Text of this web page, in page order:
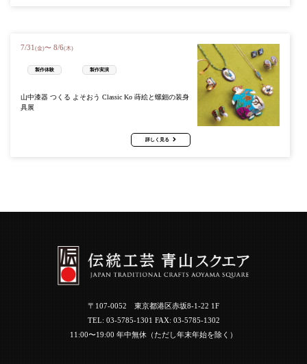
7/31(金)〜 8/6(木)
製作体験 製作実演
山中漆器 つくる よそおう Classic Ko 蒔絵と螺鈿の装身
具展
詳しく見る
〒107-0052 東京都港区赤坂8-1-22 1F
TEL: 03-5785-1301 FAX: 03-5785-1302
11:00〜19:00 年中無休（ただし年末年始を除く）